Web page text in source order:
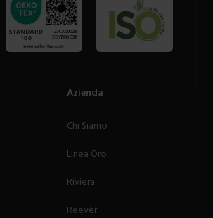
Azienda
Chi Siamo
Linea Oro
Riviera
Reevèr